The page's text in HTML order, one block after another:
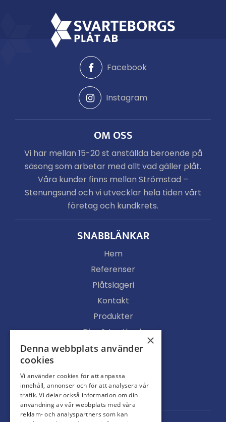
Facebook
Instagram
OM OSS
Vi har mellan 15-20 st anställda beroende på
säsong som arbetar med allt vad gäller plåt.
Våra kunder finns mellan Strömstad –
Stenungsund och vi utvecklar hela tiden vårt
företag och kundkrets.
SNABBLÄNKAR
Hem
Referenser
Plåtslageri
Kontakt
Produkter
Djur & Lantbruk
Köpvillkor
Ljusgenomsläpp
Portar
×
Denna webbplats använder
cookies
Vi använder cookies för att anpassa
innehåll, annonser och för att analysera vår
trafik. Vi delar också information om din
användning av vår webbplats med våra
reklam- och analyspartners som kan